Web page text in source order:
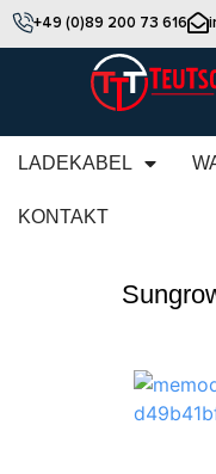
+49 (0)89 200 73 616
LADEKABEL
KONTAKT